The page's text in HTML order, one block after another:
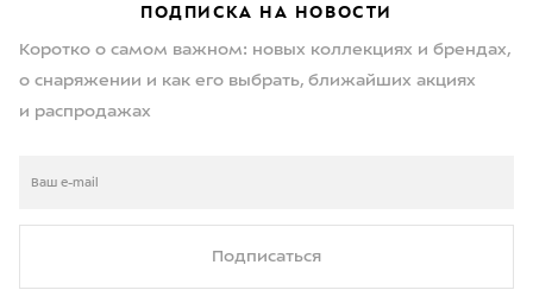
ПОДПИСКА НА НОВОСТИ
Коротко о самом важном: новых коллекциях и брендах,
о снаряжении и как его выбрать, ближайших акциях
и распродажах
Подписаться